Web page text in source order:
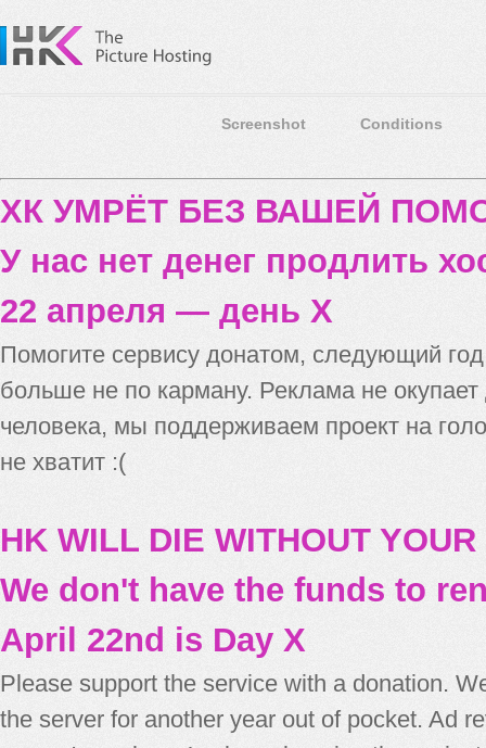
Screenshot Conditions
ХК УМРЁТ БЕЗ ВАШЕЙ
У нас нет денег продлить
22 апреля — день X
Помогите сервису донатом, следующий
больше не по карману. Реклама не
человека, мы поддерживаем проект на
не хватит :(
HK WILL DIE WITHOUT
We don't have the funds to
April 22nd is Day X
Please support the service with a donation.
the server for another year out of pocket. Ad